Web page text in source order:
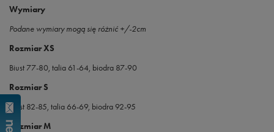
Wymiary
Podane wymiary mogą się różnić +/-2cm
Rozmiar XS
Biust 77-80, talia 61-64, biodra 87-90
Rozmiar S
Biust 82-85, talia 66-69, biodra 92-95
Rozmiar M